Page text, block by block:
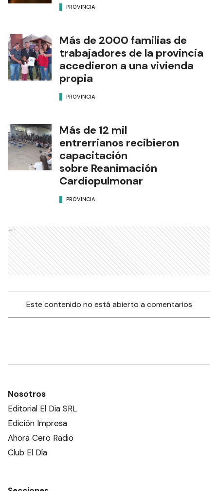
PROVINCIA
Más de 2000 familias de
trabajadores de la provincia
accedieron a una vivienda
propia
PROVINCIA
Más de 12 mil
entrerrianos recibieron
capacitación
sobre Reanimación
Cardiopulmonar
PROVINCIA
Ads
Este contenido no está abierto a comentarios
Nosotros
Editorial El Dia SRL
Edición Impresa
Ahora Cero Radio
Club El Día